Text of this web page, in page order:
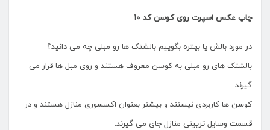
چاپ عکس اسپرت روی کوسن کد ۱۰
در مورد بالش یا بهتره بگوییم بالشتک ها رو مبلی چه می دانید؟
بالشتک های رو مبلی به کوسن معروف هستند و روی مبل ها قرار می
گیرند.
کوسن ها کاربردی نیستند و بیشتر بعنوان اکسسوری منازل هستند و در
قسمت وسایل تزیینی منازل جای می گیرند.